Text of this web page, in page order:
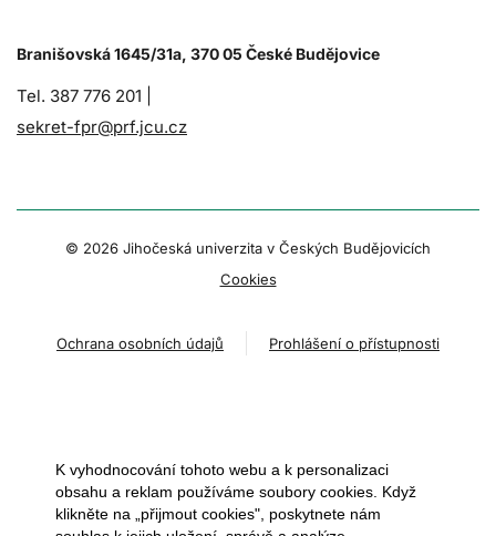
Branišovská 1645/31a, 370 05 České Budějovice
Tel. 387 776 201 |
sekret-fpr@prf.jcu.cz
© 2026 Jihočeská univerzita v Českých Budějovicích
Cookies
Ochrana osobních údajů Prohlášení o přístupnosti
K vyhodnocování tohoto webu a k personalizaci
obsahu a reklam používáme soubory cookies. Když
klikněte na „přijmout cookies", poskytnete nám